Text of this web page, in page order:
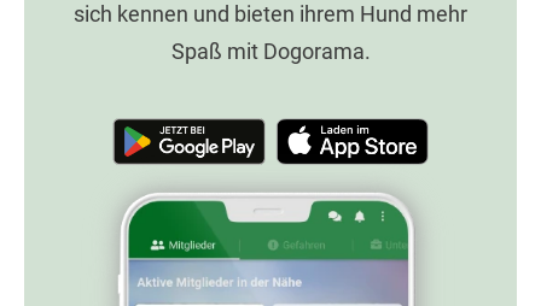
sich kennen und bieten ihrem Hund mehr
Spaß mit Dogorama.